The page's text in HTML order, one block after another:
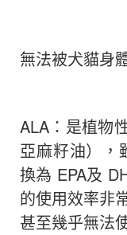
無法被犬貓身
ALA ： 是植物
亞麻籽油），
換為 EPA及
的使用效率非
甚至幾乎無法